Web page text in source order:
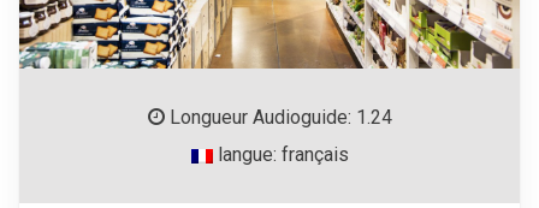
Longueur Audioguide: 1.24
langue: français